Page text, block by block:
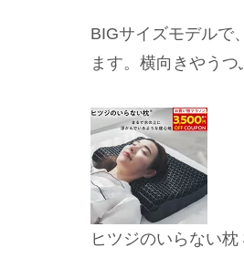
BIGサイズモデルで
ます。横向きやうつ
ヒツジのいらない枕